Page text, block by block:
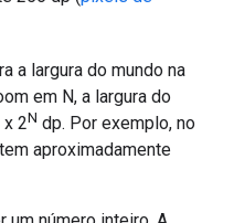
a largura do mundo na
em N, a largura do
2N dp. Por exemplo, no
aproximadamente